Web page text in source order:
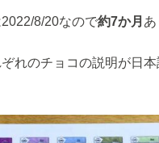
8/20なので約7か月 あ
れのチョコの説明が日